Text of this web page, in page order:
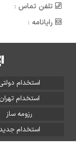
تلفن تماس :
رایانامه :
استخدام
استخدام تهران
رزومه ساز
استخدام